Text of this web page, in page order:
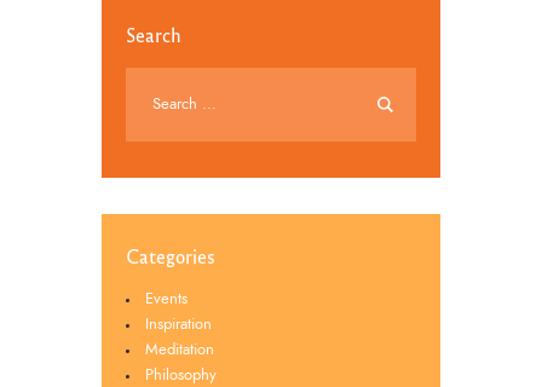
Search
Categories
Events
Inspiration
Meditation
Philosophy